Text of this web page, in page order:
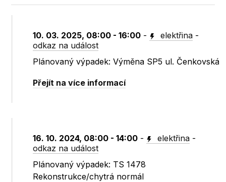
10. 03. 2025, 08:00 - 16:00 - elektřina -
odkaz na událost
Plánovaný výpadek: Výměna SP5 ul. Čenkovská
Přejít na více informací
16. 10. 2024, 08:00 - 14:00 - elektřina -
odkaz na událost
Plánovaný výpadek: TS 1478
Rekonstrukce/chytrá normál